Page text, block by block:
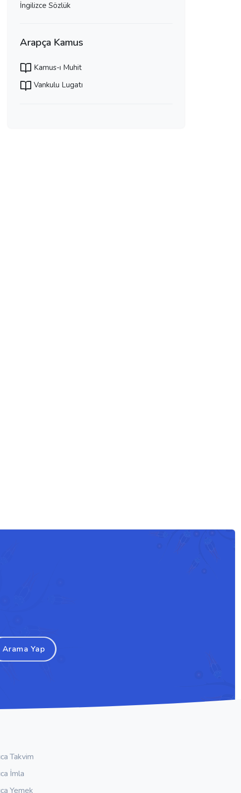
İngilizce Sözlük
Arapça Kamus
Kamus-ı Muhit
Vankulu Lugatı
Arama Yap
Takvim
İmla
Yemek